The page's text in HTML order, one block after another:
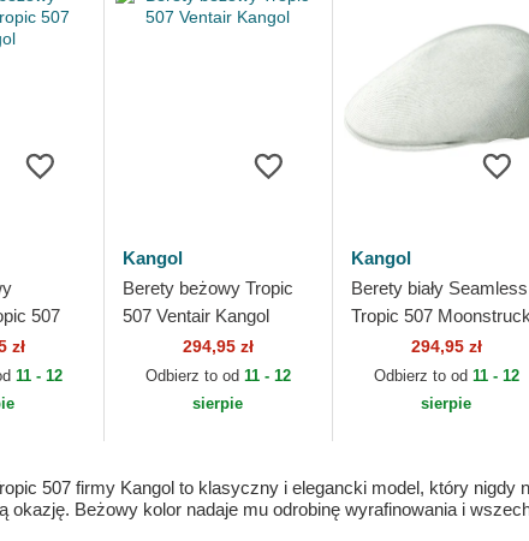
507
zł
11 - 12
Kangol
Berety beżowy Tropic
507 Ventair Kangol
294,95 zł
Odbierz to od 11 - 12
sierpie
Kangol
Berety biały Seamless
Tropic 507 Moonstruck
294,95 zł
Odbierz to od 11 - 12
sierpie
507 firmy Kangol to klasyczny i elegancki model, który
okazję. Beżowy kolor nadaje mu odrobinę wyrafinowania i